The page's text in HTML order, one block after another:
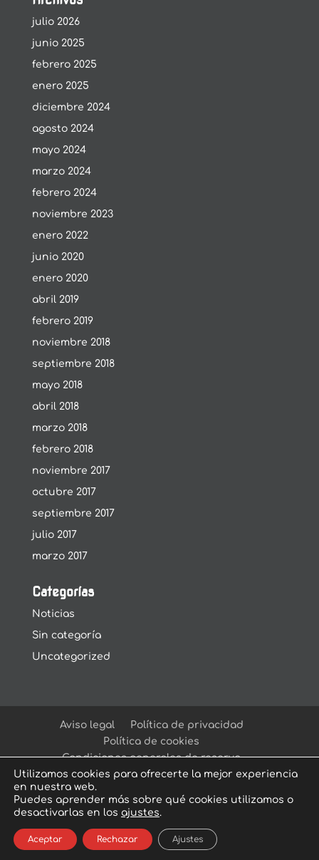
julio 2026
junio 2025
febrero 2025
enero 2025
diciembre 2024
agosto 2024
mayo 2024
marzo 2024
febrero 2024
noviembre 2023
enero 2022
junio 2020
enero 2020
abril 2019
febrero 2019
noviembre 2018
septiembre 2018
mayo 2018
abril 2018
marzo 2018
febrero 2018
noviembre 2017
octubre 2017
septiembre 2017
julio 2017
marzo 2017
Categorías
Noticias
Sin categoría
Uncategorized
Aviso legal
Política de privacidad
Política de cookies
Condiciones generales de reserva
© Arcadia Escape Room| Escape Room en
Sevilla
Utilizamos cookies para ofrecerte la mejor experiencia
en nuestra web.
Puedes aprender más sobre qué cookies utilizamos o
desactivarlas en los ajustes.
Aceptar Rechazar Ajustes